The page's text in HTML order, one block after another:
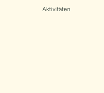
Aktivitäten